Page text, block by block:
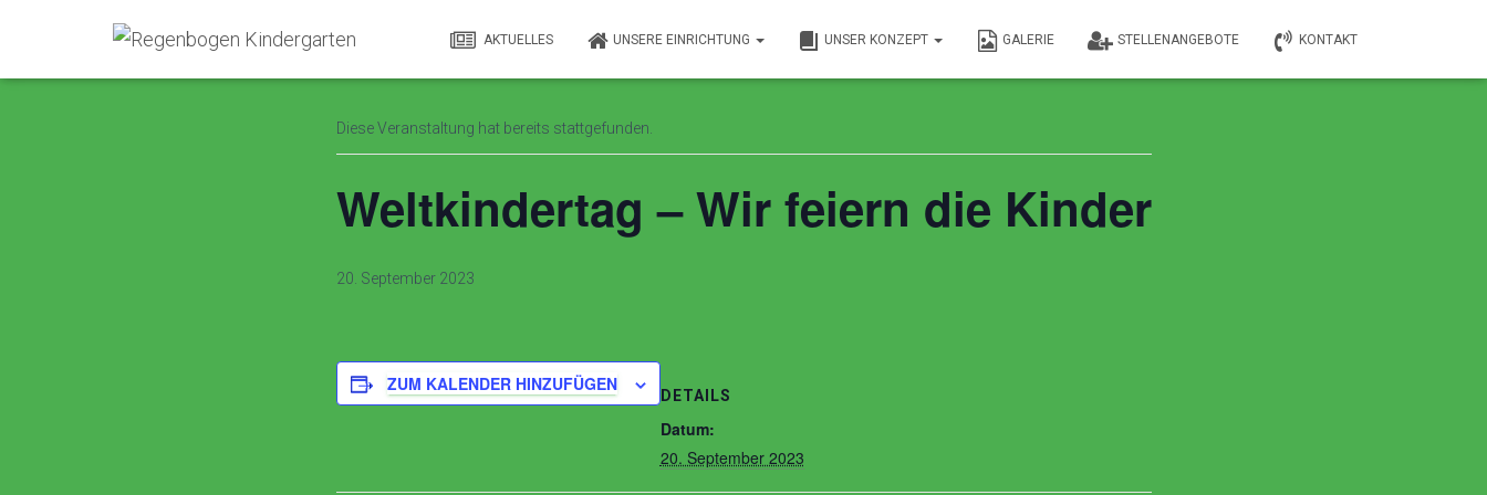
AKTUELLES UNSERE EINRICHTUNG UNSER KONZEPT GALERIE STELLENANGEBOTE KONTAKT
Diese Veranstaltung hat bereits stattgefunden.
Weltkindertag – Wir feiern die Kinder
20. September 2023
ZUM KALENDER HINZUFÜGEN
DETAILS
Datum:
20. September 2023